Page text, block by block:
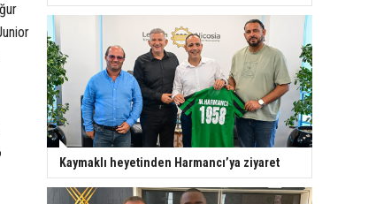
Kaymaklı heyetinden Harmancı’ya ziyaret